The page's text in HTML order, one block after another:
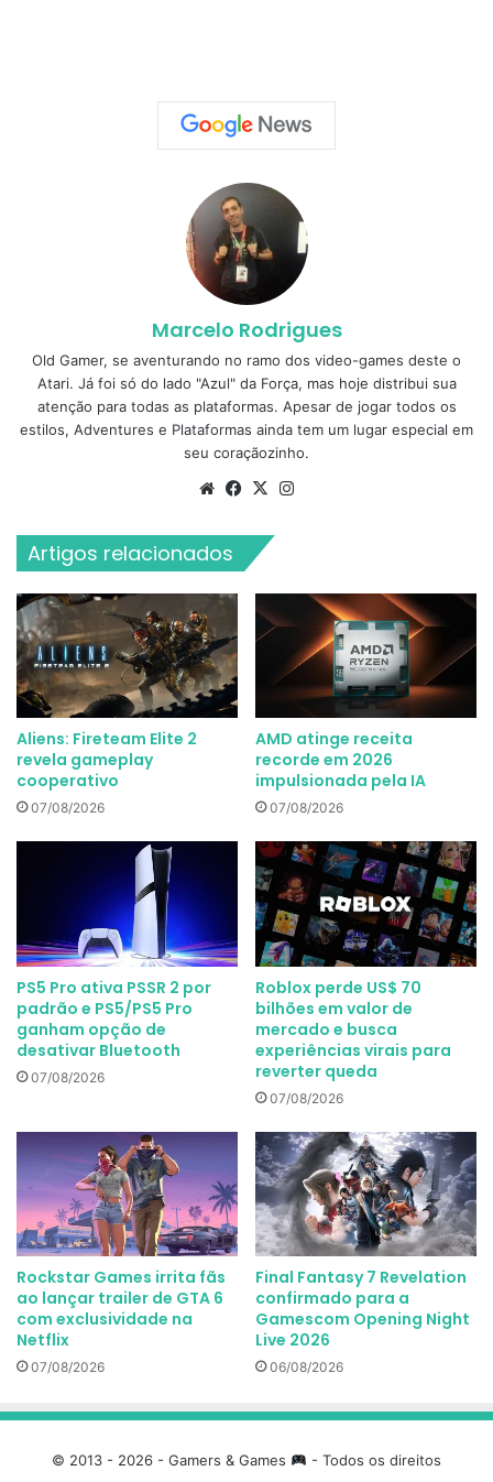
Marcelo Rodrigues
Old Gamer, se aventurando no ramo dos video-games deste o
Atari. Já foi só do lado "Azul" da Força, mas hoje distribui sua
atenção para todas as plataformas. Apesar de jogar todos os
estilos, Adventures e Plataformas ainda tem um lugar especial em
seu coraçãozinho.
WebsiteFacebook
X
Artigos relacionados
Aliens: Fireteam Elite 2
revela gameplay
cooperativo
07/08/2026
AMD atinge receita
recorde em 2026
impulsionada pela IA
07/08/2026
PS5 Pro ativa PSSR 2 por
padrão e PS5/PS5 Pro
ganham opção de
desativar Bluetooth
07/08/2026
Roblox perde US$ 70
bilhões em valor de
mercado e busca
experiências virais para
reverter queda
07/08/2026
Rockstar Games irrita fãs
ao lançar trailer de GTA 6
com exclusividade na
Netflix
07/08/2026
Final Fantasy 7 Revelation
confirmado para a
Gamescom Opening Night
Live 2026
06/08/2026
© 2013 - 2026 - Gamers & Games - Todos os direitos